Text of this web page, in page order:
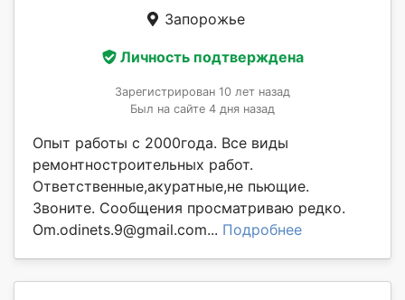
Запорожье
Личность подтверждена
Зарегистрирован 10 лет назад
Был на сайте 4 дня назад
Опыт работы с 2000года. Все виды
ремонтностроительных работ.
Ответственные,акуратные,не пьющие.
Звоните. Сообщения просматриваю редко.
Om.odinets.9@gmail.com... Подробнее